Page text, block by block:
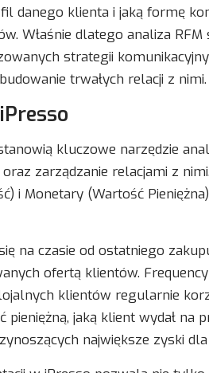
danego klienta i jaką formę
Właśnie dlatego analiza
strategii
trwałych relacji z nimi.
kluczowe narzędzie
zarządzanie relacjami z
i Monetary (Wartość
na czasie od ostatniego
ofertą klientów.
klientów regularnie
pieniężną, jaką klient wydał na
największe zyski